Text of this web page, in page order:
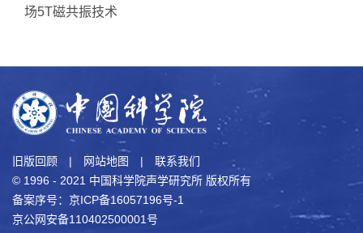
场5T磁共振技术
旧版回顾 | 网站地图 |
联系我们
© 1996 - 2021 中国科学院声学研究所 版权所有
备案序号：京ICP备16057196号-1
京公网安备110402500001号